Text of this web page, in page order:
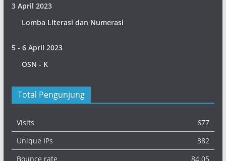
3 April 2023
Lomba Literasi dan Numerasi
5 - 6 April 2023
OSN - K
Total Pengunjung
Visits
677
Unique IPs
382
Bounce rate
84.05